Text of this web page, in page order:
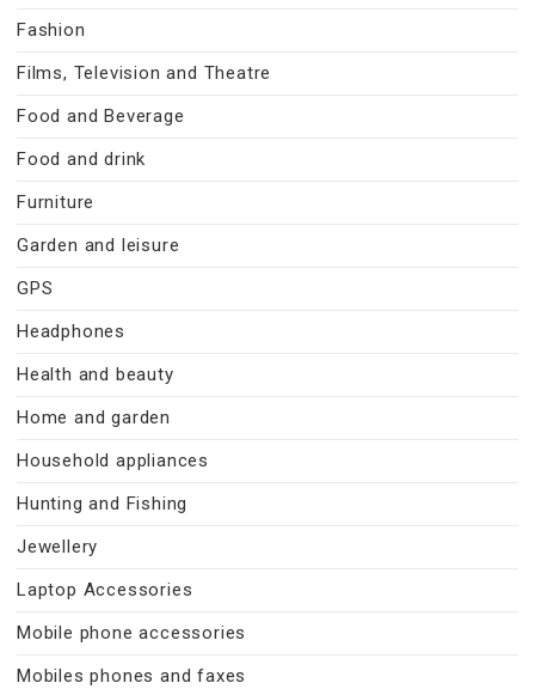
Fashion
Films, Television and Theatre
Food and Beverage
Food and drink
Furniture
Garden and leisure
GPS
Headphones
Health and beauty
Home and garden
Household appliances
Hunting and Fishing
Jewellery
Laptop Accessories
Mobile phone accessories
Mobiles phones and faxes